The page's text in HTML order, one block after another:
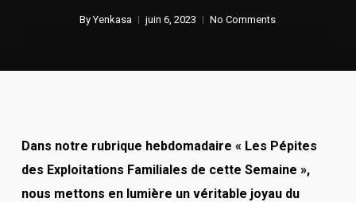
By Yenkasa juin 6, 2023 No Comments
Dans notre rubrique hebdomadaire « Les Pépites
des Exploitations Familiales de cette Semaine »,
nous mettons en lumière un véritable joyau du